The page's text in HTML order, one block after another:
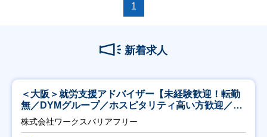
1
新着求人
＜大阪＞就労支援アドバイザー【未経験歓迎！転勤
無／DYMグループ／ホスピタリティ高い方歓迎／土
日祝】
株式会社ワークスバリアフリー